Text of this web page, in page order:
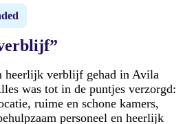
heerlijk verblijf gehad in Avila
was tot in de puntjes verzorgd:
ruime en schone kamers,
personeel en heerlijk